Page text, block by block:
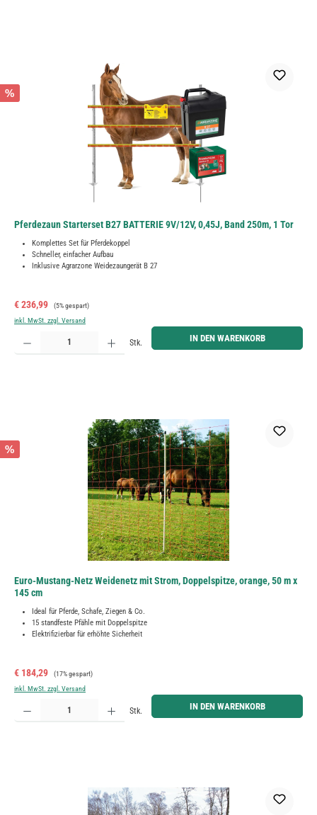
%
Pferdezaun Starterset B27 BATTERIE 9V/12V, 0,45J, Band 250m, 1 Tor
Komplettes Set für Pferdekoppel
Schneller, einfacher Aufbau
Inklusive Agrarzone Weidezaungerät B 27
Verkaufspreis:
€ 236,99 Regulärer Preis:
(5% gespart)
inkl. MwSt. zzgl. Versand
Produkt Anzahl: Gib den gewünschten Wert ein oder benutze die Schaltflächen um die Anzahl zu
Stk. IN DEN WARENKORB
%
Euro-Mustang-Netz Weidenetz mit Strom, Doppelspitze, orange, 50 m x
145 cm
Ideal für Pferde, Schafe, Ziegen & Co.
15 standfeste Pfähle mit Doppelspitze
Elektrifizierbar für erhöhte Sicherheit
Verkaufspreis:
€ 184,29 Regulärer Preis:
(17% gespart)
inkl. MwSt. zzgl. Versand
Produkt Anzahl: Gib den gewünschten Wert ein oder benutze die Schaltflächen um die Anzahl zu
Stk. IN DEN WARENKORB